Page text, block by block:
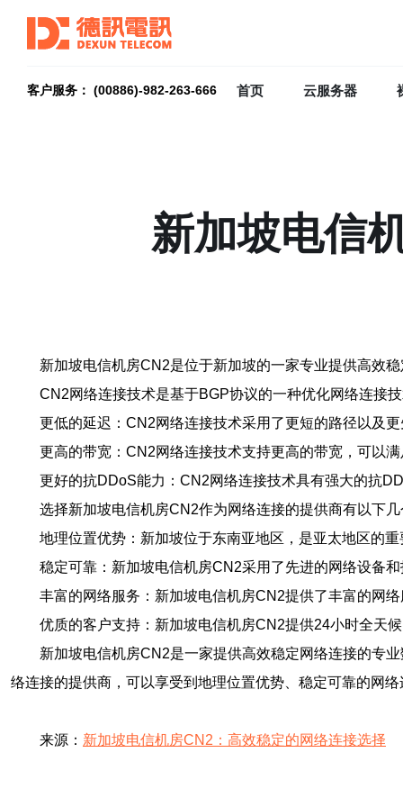
客户服务： (00886)-982-263-666 首页 云服务器
新加坡电信
新加坡电信机房CN2是位于新加坡的一家专业提供高效
CN2网络连接技术是基于BGP协议的一种优化网络连接
更低的延迟：CN2网络连接技术采用了更短的路径以及
更高的带宽：CN2网络连接技术支持更高的带宽，可以
更好的抗DDoS能力：CN2网络连接技术具有强大的抗
选择新加坡电信机房CN2作为网络连接的提供商有以下
地理位置优势：新加坡位于东南亚地区，是亚太地区的
稳定可靠：新加坡电信机房CN2采用了先进的网络设备
丰富的网络服务：新加坡电信机房CN2提供了丰富的网
优质的客户支持：新加坡电信机房CN2提供24小时全天
新加坡电信机房CN2是一家提供高效稳定网络连接的专
络连接的提供商，可以享受到地理位置优势、稳定可靠的网
来源： 新加坡电信机房CN2：高效稳定的网络连接选择